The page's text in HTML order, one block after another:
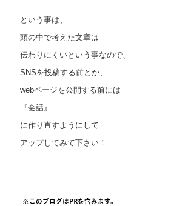
という事は、
頭の中で考えた文章は
伝わりにくいという事なので、
SNSを投稿する前とか、
webページを公開する前には
『会話』
に作り直すようにして
アップしてみて下さい！
※このブログはPRを含みます。